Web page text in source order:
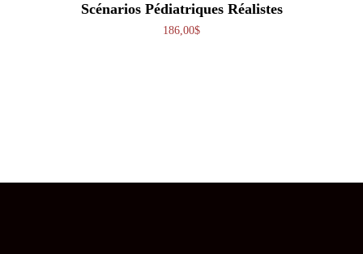
Scénarios Pédiatriques Réalistes
186,00$